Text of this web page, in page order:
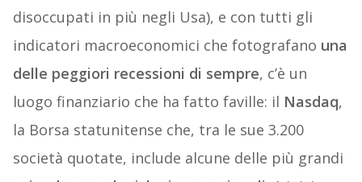
disoccupati in più negli Usa), e con tutti gli
indicatori macroeconomici che fotografano una
delle peggiori recessioni di sempre, c’è un
luogo finanziario che ha fatto faville: il Nasdaq,
la Borsa statunitense che, tra le sue 3.200
società quotate, include alcune delle più grandi